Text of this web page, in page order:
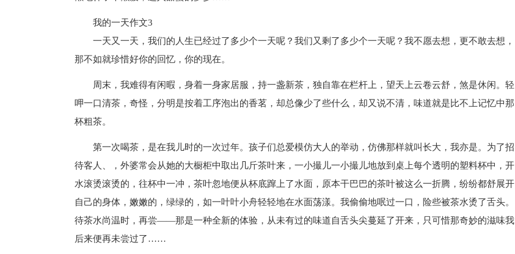
我的一天作文3
一天又一天，我们的人生已经过了多少个一天呢？我们又剩了多少个一天呢？我不愿去想，更不敢去想，
那不如就珍惜好你的回忆，你的现在。
周末，我难得有闲暇，身着一身家居服，持一盏新茶，独自靠在栏杆上，望天上云卷云舒，煞是休闲。轻
呷一口清茶，奇怪，分明是按着工序泡出的香茗，却总像少了些什么，却又说不清，味道就是比不上记忆中那
杯粗茶。
第一次喝茶，是在我儿时的一次过年。孩子们总爱模仿大人的举动，仿佛那样就叫长大，我亦是。为了招
待客人、，外婆常会从她的大橱柜中取出几斤茶叶来，一小撮儿一小撮儿地放到桌上每个透明的塑料杯中，开
水滚烫滚烫的，往杯中一冲，茶叶忽地便从杯底蹿上了水面，原本干巴巴的茶叶被这么一折腾，纷纷都舒展开
自己的身体，嫩嫩的，绿绿的，如一叶叶小舟轻轻地在水面荡漾。我偷偷地呡过一口，险些被茶水烫了舌头。
待茶水尚温时，再尝——那是一种全新的体验，从未有过的味道自舌头尖蔓延了开来，只可惜那奇妙的滋味我
后来便再未尝过了……